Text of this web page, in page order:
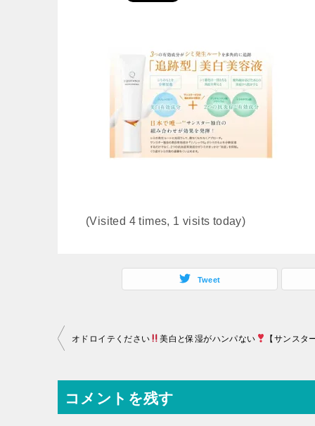
(Visited 4 times, 1 visits today)
Tweet
投
ナ
ビ
オドロイテください 美白と保湿がハンパない 【サンスター公式通販】 エクイタンス ホワイトエ
コメントを残す